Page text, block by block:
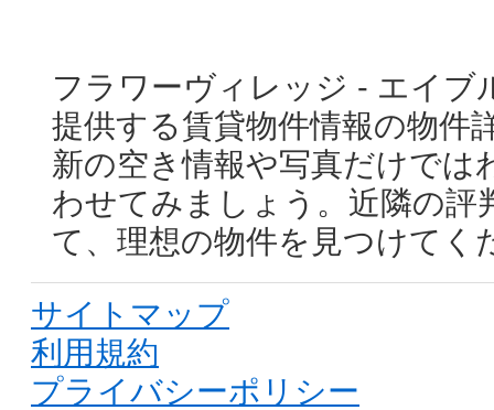
フラワーヴィレッジ - エイブ
提供する賃貸物件情報の物件
新の空き情報や写真だけでは
わせてみましょう。近隣の
て、理想の物件を見つけてく
サイトマップ
利用規約
プライバシーポリシー